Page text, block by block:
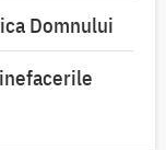
Domnului